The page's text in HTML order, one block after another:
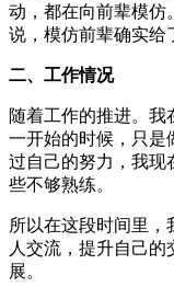
动，都在向前辈模仿
说，模仿前辈确实给
二、工作情况
随着工作的推进。我
一开始的时候，只是
过自己的努力，我现
些不够熟练。
所以在这段时间里，
人交流，提升自己
展。